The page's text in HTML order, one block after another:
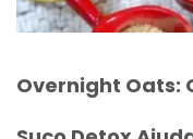
Overnight Oats: